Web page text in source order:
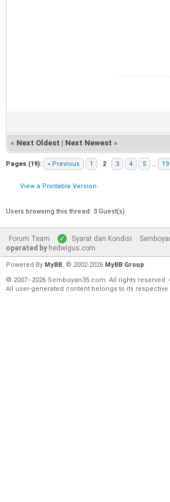
« Next Oldest | Next Newest »
Pages (19): « Previous 1 2 3 4 5 … 19
View a Printable Version
Users browsing this thread: 3 Guest(s)
Forum Team Syarat dan Kondisi
operated by hedwigus.com
Powered By MyBB, © 2002-2026 MyBB Group.
© 2007–2026 Semboyan35.com. All rights reserved.
All user-generated content belongs to its respective